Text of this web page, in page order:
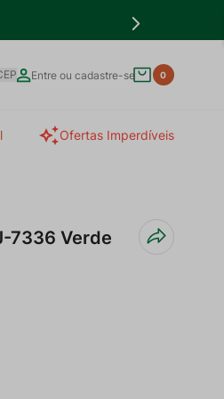
Entre ou cadastre-se 0
Ofertas Imperdíveis
7336 Verde